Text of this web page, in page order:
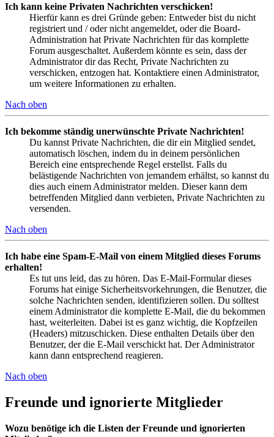
Ich kann keine Privaten Nachrichten verschicken!
Hierfür kann es drei Gründe geben: Entweder bist du nicht
registriert und / oder nicht angemeldet, oder die Board-
Administration hat Private Nachrichten für das komplette
Forum ausgeschaltet. Außerdem könnte es sein, dass der
Administrator dir das Recht, Private Nachrichten zu
verschicken, entzogen hat. Kontaktiere einen Administrator,
um weitere Informationen zu erhalten.
Nach oben
Ich bekomme ständig unerwünschte Private Nachrichten!
Du kannst Private Nachrichten, die dir ein Mitglied sendet,
automatisch löschen, indem du in deinem persönlichen
Bereich eine entsprechende Regel erstellst. Falls du
belästigende Nachrichten von jemandem erhältst, so kannst du
dies auch einem Administrator melden. Dieser kann dem
betreffenden Mitglied dann verbieten, Private Nachrichten zu
versenden.
Nach oben
Ich habe eine Spam-E-Mail von einem Mitglied dieses Forums
erhalten!
Es tut uns leid, das zu hören. Das E-Mail-Formular dieses
Forums hat einige Sicherheitsvorkehrungen, die Benutzer, die
solche Nachrichten senden, identifizieren sollen. Du solltest
einem Administrator die komplette E-Mail, die du bekommen
hast, weiterleiten. Dabei ist es ganz wichtig, die Kopfzeilen
(Headers) mitzuschicken. Diese enthalten Details über den
Benutzer, der die E-Mail verschickt hat. Der Administrator
kann dann entsprechend reagieren.
Nach oben
Freunde und ignorierte Mitglieder
Wozu benötige ich die Listen der Freunde und ignorierten